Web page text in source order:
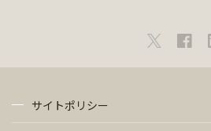
サイトポリシー